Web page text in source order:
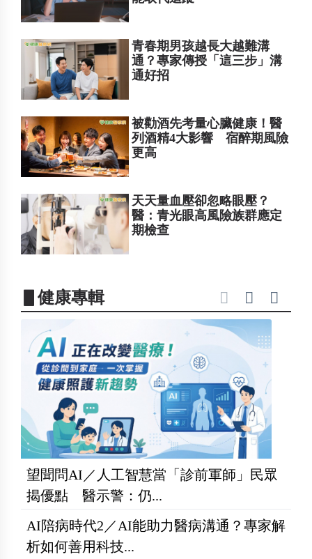
青春期男孩越長大越難溝
通？專家傳授「這三步」溝
通好招
被勸酒先考量心臟健康！醫
列酒精4大影響 宿醉期風險
更高
天天量血壓卻忽略眼壓？
醫：青光眼高風險族群應定
期檢查
▋健康專輯
望聞問AI／人工智慧當「診前軍師」民眾
揭優點 醫示警：仍...
AI陪病時代2／AI能助力醫病溝通？專家解
析如何善用科技...